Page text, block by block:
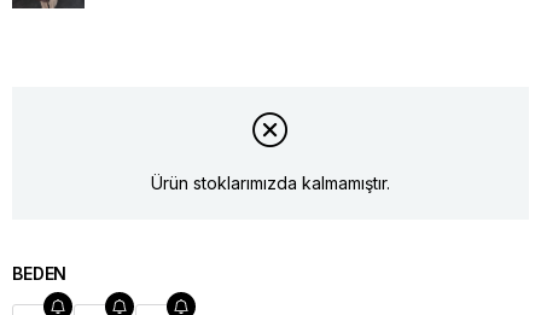
Ürün stoklarımızda kalmamıştır.
BEDEN